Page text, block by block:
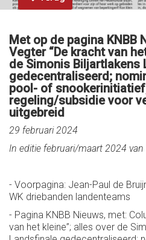
Met op de pagina KNBB
Vegter “De kracht van
de Simonis Biljartlakens
gedecentraliseerd;
pool- of
regeling/subsidie voor
uitgebreid
29 februari 2024
In editie februari/maart 2024 van
- Voorpagina: Jean-Paul de
WK driebanden landenteams
- Pagina KNBB Nieuws, met:
van het kleine”; alles over de